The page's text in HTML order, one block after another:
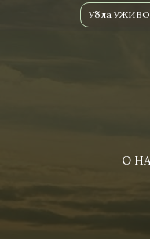
Убла УЖИВО
О